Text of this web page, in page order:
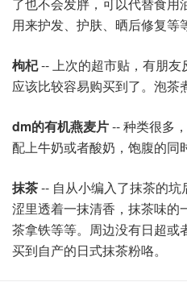
用来护发、护肤、晒后修复等
枸杞-- 上次的超市贴，有朋友
应该比较容易购买到了。泡茶
dm的有机燕麦片-- 种类很多
配上牛奶或者酸奶，饱腹的同
抹茶-- 自从小编入了抹茶的
涩里透着一抹清香，抹茶味的
茶拿铁等等。周边没有日超或
买到自产的日式抹茶粉咯。